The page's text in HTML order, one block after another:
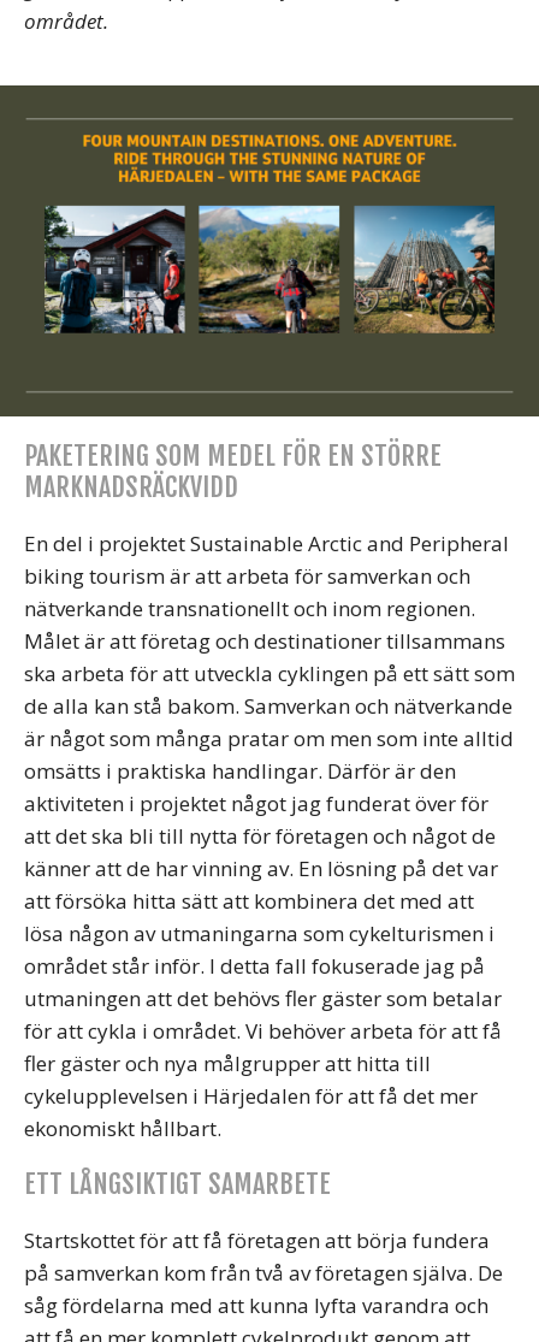
området.
PAKETERING SOM MEDEL FÖR EN STÖRRE
MARKNADSRÄCKVIDD
En del i projektet Sustainable Arctic and Peripheral
biking tourism är att arbeta för samverkan och
nätverkande transnationellt och inom regionen.
Målet är att företag och destinationer tillsammans
ska arbeta för att utveckla cyklingen på ett sätt som
de alla kan stå bakom. Samverkan och nätverkande
är något som många pratar om men som inte alltid
omsätts i praktiska handlingar. Därför är den
aktiviteten i projektet något jag funderat över för
att det ska bli till nytta för företagen och något de
känner att de har vinning av. En lösning på det var
att försöka hitta sätt att kombinera det med att
lösa någon av utmaningarna som cykelturismen i
området står inför. I detta fall fokuserade jag på
utmaningen att det behövs fler gäster som betalar
för att cykla i området. Vi behöver arbeta för att få
fler gäster och nya målgrupper att hitta till
cykelupplevelsen i Härjedalen för att få det mer
ekonomiskt hållbart.
ETT LÅNGSIKTIGT SAMARBETE
Startskottet för att få företagen att börja fundera
på samverkan kom från två av företagen själva. De
såg fördelarna med att kunna lyfta varandra och